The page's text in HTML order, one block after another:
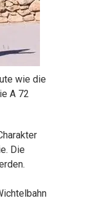
wie die
A 72
Die